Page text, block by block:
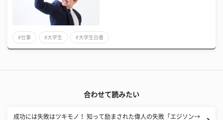
#仕事 #大学生 #大学生白書
合わせて読みたい
成功には失敗はツキモノ！ 知って励まされた偉人の失敗「エジソン→